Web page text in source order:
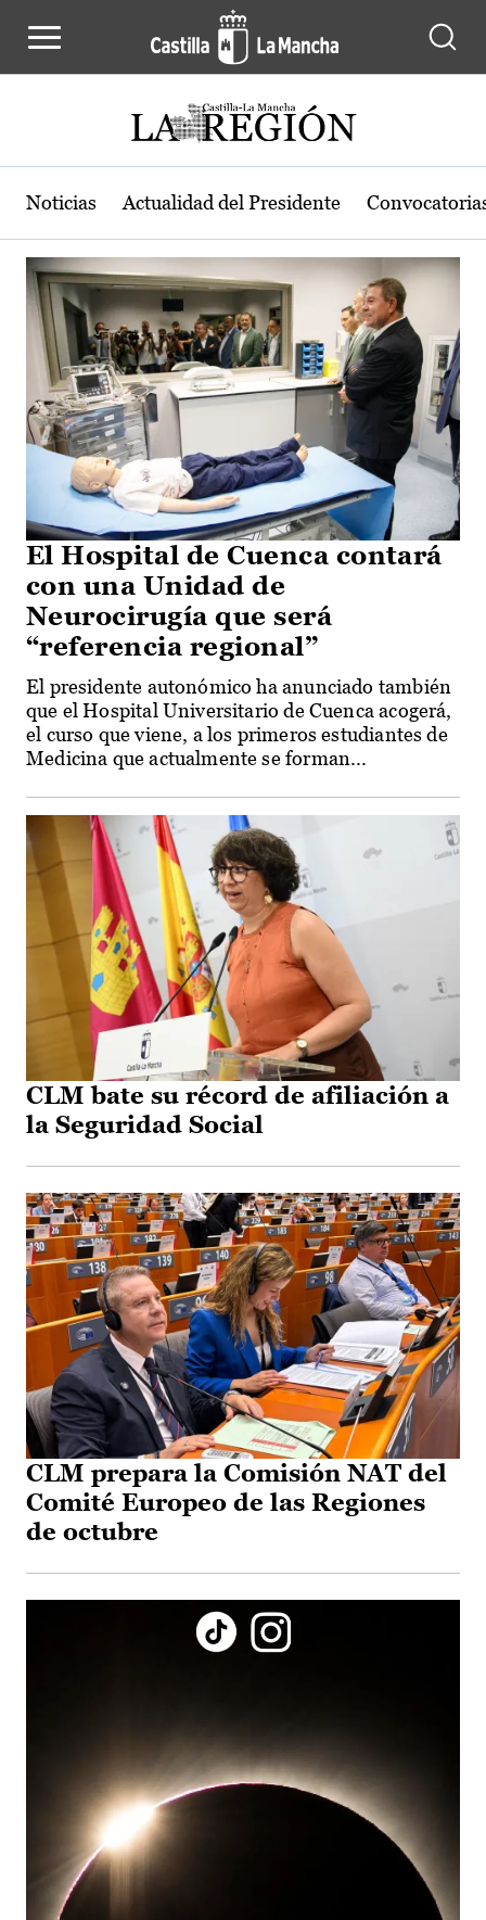
Actualidad de la región de Castilla-
Noticias Actualidad del Presidente
El Hospital de Cuenca contará
con una Unidad de
Neurocirugía que será
“referencia regional”
El presidente autonómico ha anunciado también
que el Hospital Universitario de Cuenca acogerá,
el curso que viene, a los primeros estudiantes de
Medicina que actualmente se forman...
CLM bate su récord de afiliación a
la Seguridad Social
CLM prepara la Comisión NAT del
Comité Europeo de las Regiones
de octubre